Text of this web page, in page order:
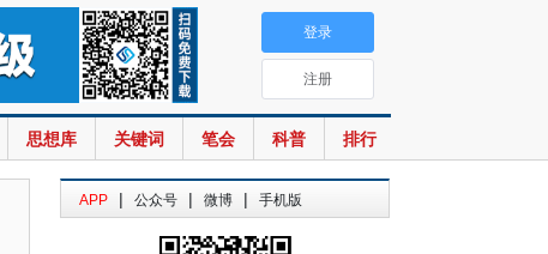
思想库 关键词 笔会 科普 排行
登录
注册
APP | 公众号 | 微博 | 手机版